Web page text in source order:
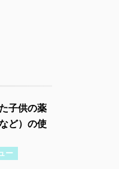
子供の薬
ど）の使
ー